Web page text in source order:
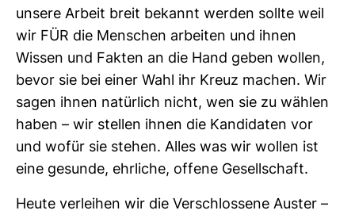
unsere Arbeit breit bekannt werden sollte weil
wir FÜR die Men­schen arbeiten und ihnen
Wissen und Fakten an die Hand geben wollen,
bevor sie bei einer Wahl ihr Kreuz machen. Wir
sagen ihnen natür­lich nicht, wen sie zu wählen
haben – wir stellen ihnen die Kan­di­daten vor
und wofür sie stehen. Alles was wir wollen ist
eine gesunde, ehr­liche, offene Gesell­schaft.
Heute ver­leihen wir die Ver­schlos­sene Auster –